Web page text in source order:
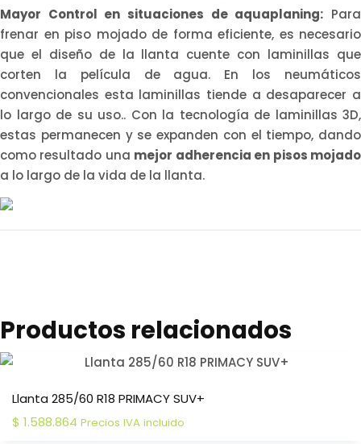
Mayor Control en situaciones de aquaplaning: Para
frenar en piso mojado de forma eficiente, es necesario
que el diseño de la llanta cuente con laminillas que
corten la película de agua. En los neumáticos
convencionales esta laminillas tiende a desaparecer a
lo largo de su uso.. Con la tecnología de laminillas 3D,
estas permanecen y se expanden con el tiempo, dando
como resultado una mejor adherencia en pisos mojado
a lo largo de la vida de la llanta.
Productos relacionados
Llanta 285/60 R18 PRIMACY SUV+
$ 1.588.864 Precios IVA incluido